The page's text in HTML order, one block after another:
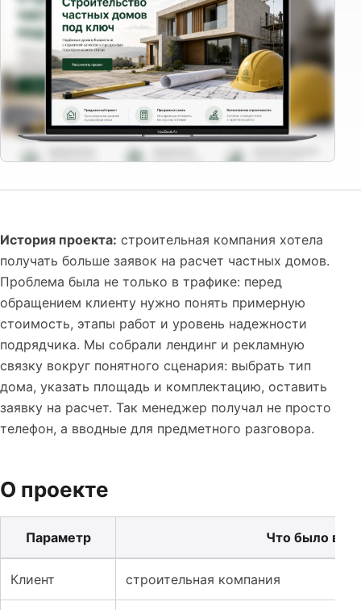
История проекта: строительная компания хотела
получать больше заявок на расчет частных домов.
Проблема была не только в трафике: перед
обращением клиенту нужно понять примерную
стоимость, этапы работ и уровень надежности
подрядчика. Мы собрали лендинг и рекламную
связку вокруг понятного сценария: выбрать тип
дома, указать площадь и комплектацию, оставить
заявку на расчет. Так менеджер получал не просто
телефон, а вводные для предметного разговора.
О проекте
Параметр Что было в
Клиент строительная компания